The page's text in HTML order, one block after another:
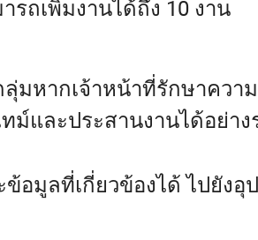
รถเพิ่มงานได้ถึง 10 งาน
มหากเจ้าหน้าที่รักษาควา
และประสานงานได้อย่าง
อมูลที่เกี่ยวข้องได้ ไปยัง